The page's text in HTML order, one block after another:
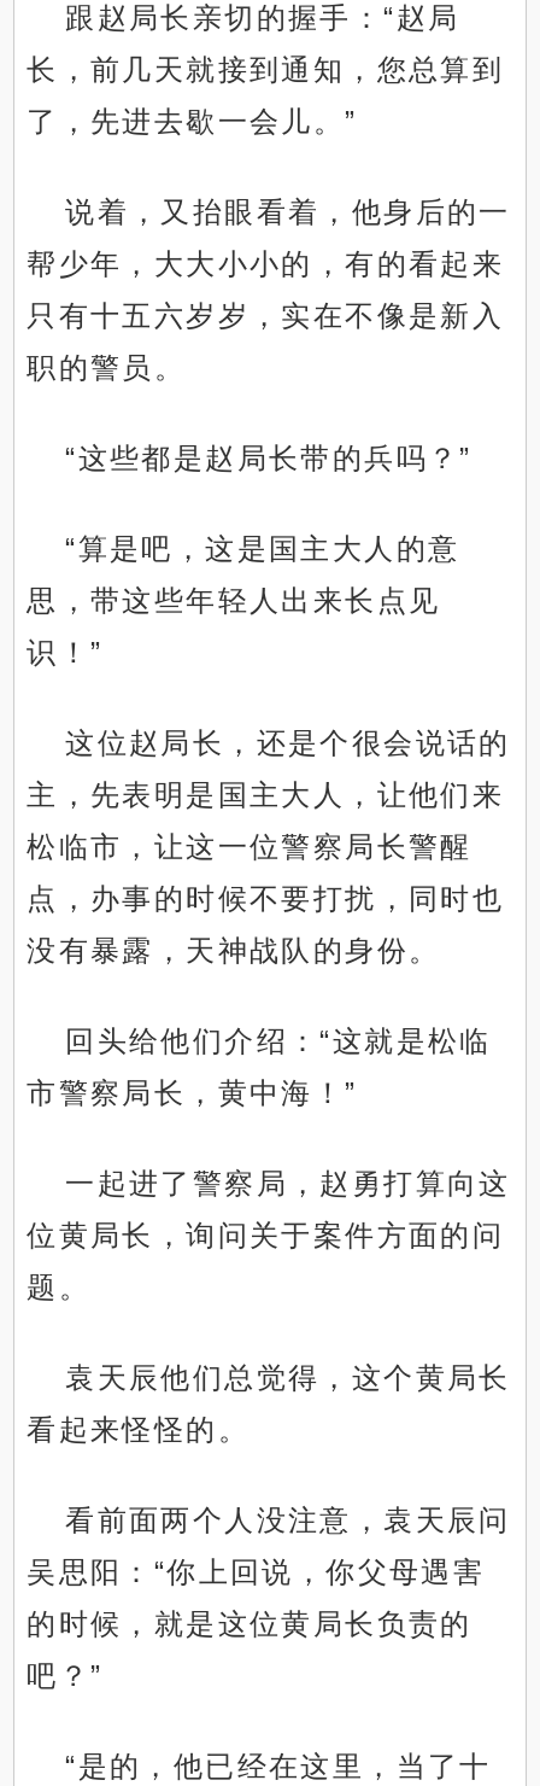
跟赵局长亲切的握手：“赵局
长，前几天就接到通知，您总算到
了，先进去歇一会儿。”
说着，又抬眼看着，他身后的一
帮少年，大大小小的，有的看起来
只有十五六岁岁，实在不像是新入
职的警员。
“这些都是赵局长带的兵吗？”
“算是吧，这是国主大人的意
思，带这些年轻人出来长点见
识！”
这位赵局长，还是个很会说话的
主，先表明是国主大人，让他们来
松临市，让这一位警察局长警醒
点，办事的时候不要打扰，同时也
没有暴露，天神战队的身份。
回头给他们介绍：“这就是松临
市警察局长，黄中海！”
一起进了警察局，赵勇打算向这
位黄局长，询问关于案件方面的问
题。
袁天辰他们总觉得，这个黄局长
看起来怪怪的。
看前面两个人没注意，袁天辰问
吴思阳：“你上回说，你父母遇害
的时候，就是这位黄局长负责的
吧？”
“是的，他已经在这里，当了十